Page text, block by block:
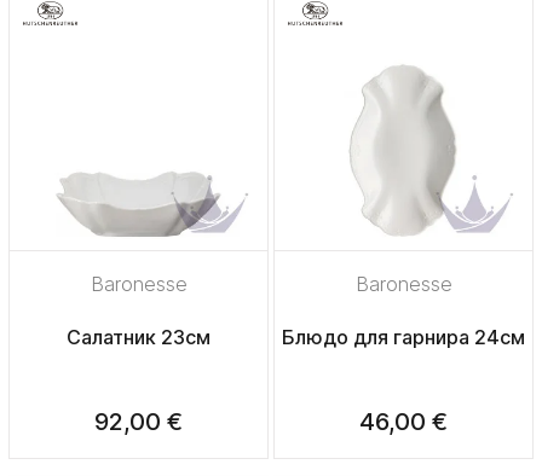
Baronesse
Салатник 23см
92,00 €
Baronesse
Блюдо для гарнира 24см
46,00 €